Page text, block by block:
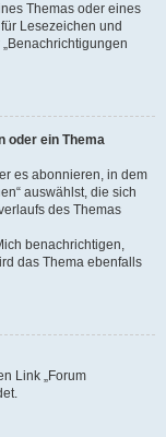
Themas oder eines
Lesezeichen und
oder ein Thema
es abonnieren, in dem
auswählst, die sich
des Themas
benachrichtigen,
das Thema ebenfalls
Link „Forum